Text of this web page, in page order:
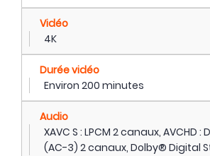
Vidéo
4K
Durée vidéo
Environ 200 minutes
Audio
XAVC S : LPCM 2 canaux, AVCHD
(AC-3) 2 canaux, Dolby® Digital